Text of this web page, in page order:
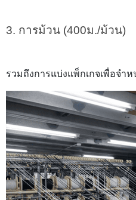
3. การม้วน (400ม./ม้วน)
รวมถึงการแบ่งแพ็กเกจเพื่อจำห